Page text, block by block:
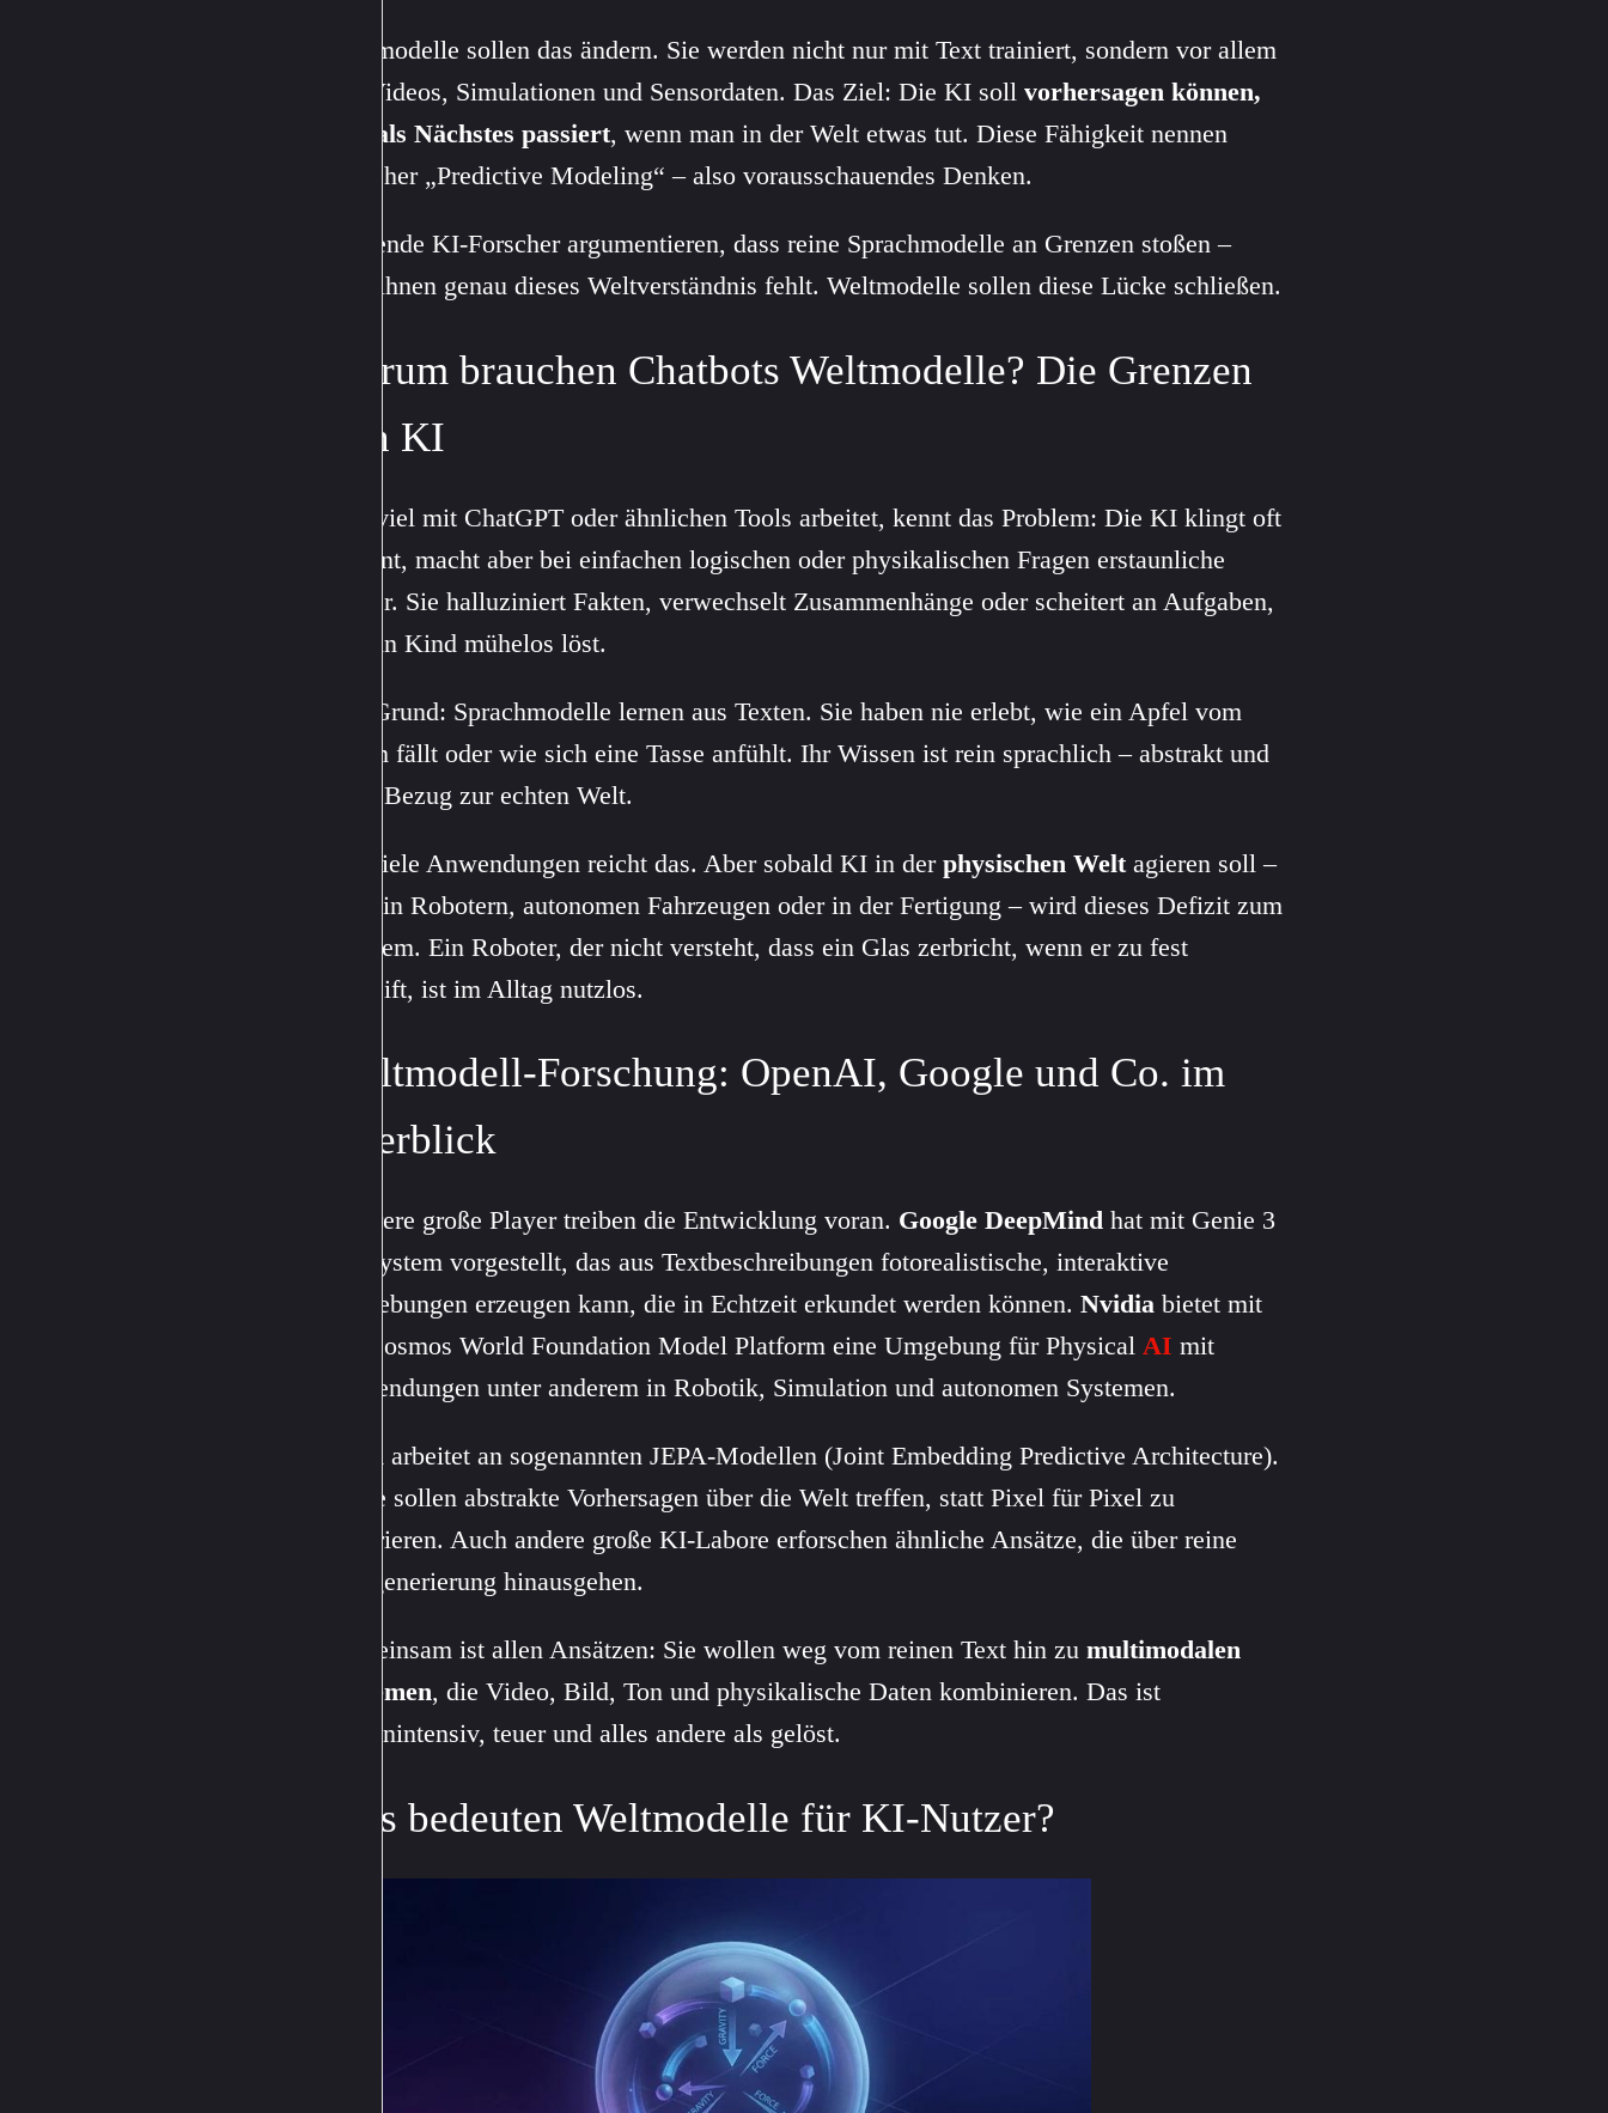
Weltmodelle sollen das ändern. Sie werden nicht nur mit Text trainiert, sondern vor allem
mit Videos, Simulationen und Sensordaten. Das Ziel: Die KI soll vorhersagen können,
was als Nächstes passiert, wenn man in der Welt etwas tut. Diese Fähigkeit nennen
Forscher „Predictive Modeling“ – also vorausschauendes Denken.
Führende KI-Forscher argumentieren, dass reine Sprachmodelle an Grenzen stoßen –
weil ihnen genau dieses Weltverständnis fehlt. Weltmodelle sollen diese Lücke schließen.
Warum brauchen Chatbots Weltmodelle? Die Grenzen
von KI
Wer viel mit ChatGPT oder ähnlichen Tools arbeitet, kennt das Problem: Die KI klingt oft
brillant, macht aber bei einfachen logischen oder physikalischen Fragen erstaunliche
Fehler. Sie halluziniert Fakten, verwechselt Zusammenhänge oder scheitert an Aufgaben,
die ein Kind mühelos löst.
Der Grund: Sprachmodelle lernen aus Texten. Sie haben nie erlebt, wie ein Apfel vom
Baum fällt oder wie sich eine Tasse anfühlt. Ihr Wissen ist rein sprachlich – abstrakt und
ohne Bezug zur echten Welt.
Für viele Anwendungen reicht das. Aber sobald KI in der physischen Weltagieren soll –
etwa in Robotern, autonomen Fahrzeugen oder in der Fertigung – wird dieses Defizit zum
Problem. Ein Roboter, der nicht versteht, dass ein Glas zerbricht, wenn er zu fest
zugreift, ist im Alltag nutzlos.
Weltmodell-Forschung: OpenAI, Google und Co. im
Überblick
Mehrere große Player treiben die Entwicklung voran. Google DeepMind hat mit Genie 3
ein System vorgestellt, das aus Textbeschreibungen fotorealistische, interaktive
Umgebungen erzeugen kann, die in Echtzeit erkundet werden können. Nvidia bietet mit
der Cosmos World Foundation Model Platform eine Umgebung für Physical AI mit
Anwendungen unter anderem in Robotik, Simulation und autonomen Systemen.
Meta arbeitet an sogenannten JEPA-Modellen (Joint Embedding Predictive Architecture).
Diese sollen abstrakte Vorhersagen über die Welt treffen, statt Pixel für Pixel zu
generieren. Auch andere große KI-Labore erforschen ähnliche Ansätze, die über reine
Textgenerierung hinausgehen.
Gemeinsam ist allen Ansätzen: Sie wollen weg vom reinen Text hin zu multimodalen
Systemen, die Video, Bild, Ton und physikalische Daten kombinieren. Das ist
rechenintensiv, teuer und alles andere als gelöst.
Was bedeuten Weltmodelle für KI-Nutzer?